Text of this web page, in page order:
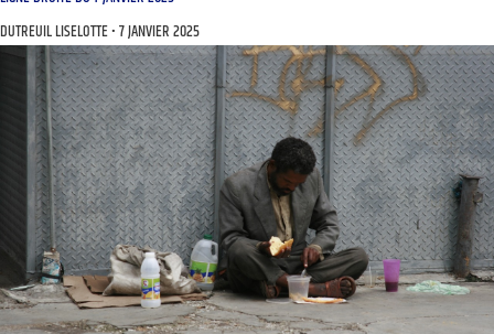
DUTREUIL LISELOTTE 7 JANVIER 2025